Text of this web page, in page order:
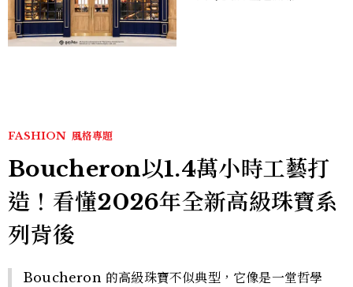
FASHION 風格專題
Boucheron以1.4萬小時工藝打
造！看懂2026年全新高級珠寶系
列背後
Boucheron 的高級珠寶不似典型，它像是一堂哲學